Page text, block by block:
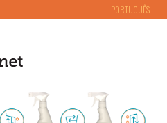
PORTUGUÊS